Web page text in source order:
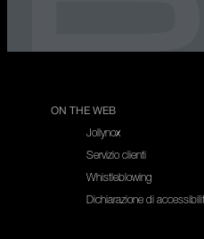
ON THE WEB
Jollynox
Servizio clienti
Whistleblowing
Dichiarazione di